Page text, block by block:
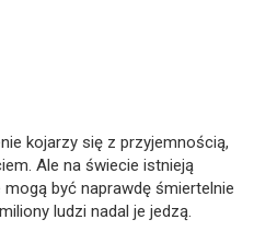
kojarzy się z przyjemnością,
Ale na świecie istnieją
być naprawdę śmiertelnie
ludzi nadal je jedzą.